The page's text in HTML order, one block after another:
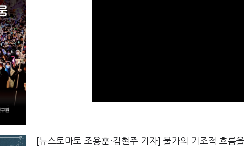
[뉴스토마토 조용훈·김현주 기자] 물가의 기조적 흐